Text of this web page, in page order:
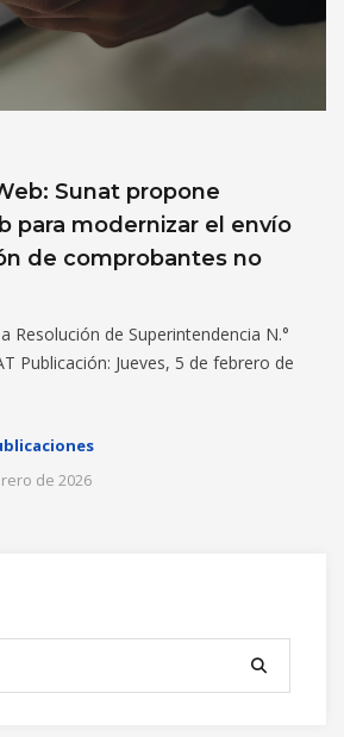
Sunat propone
para modernizar el envío
de comprobantes no
Resolución de Superintendencia N.°
Publicación: Jueves, 5 de febrero de
de 2026